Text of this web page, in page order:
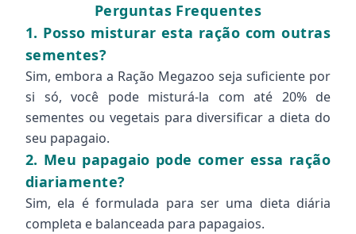
Perguntas Frequentes
1. Posso misturar esta ração com outras
sementes?
Sim, embora a Ração Megazoo seja suficiente por
si só, você pode misturá-la com até 20% de
sementes ou vegetais para diversificar a dieta do
seu papagaio.
2. Meu papagaio pode comer essa ração
diariamente?
Sim, ela é formulada para ser uma dieta diária
completa e balanceada para papagaios.